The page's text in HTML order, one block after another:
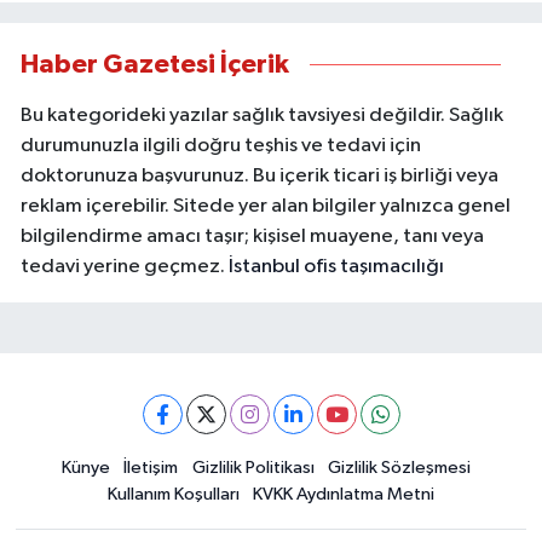
Haber Gazetesi İçerik
Bu kategorideki yazılar sağlık tavsiyesi değildir. Sağlık
durumunuzla ilgili doğru teşhis ve tedavi için
doktorunuza başvurunuz. Bu içerik ticari iş birliği veya
reklam içerebilir. Sitede yer alan bilgiler yalnızca genel
bilgilendirme amacı taşır; kişisel muayene, tanı veya
tedavi yerine geçmez. İstanbul ofis taşımacılığı
Künye İletişim Gizlilik Politikası
Gizlilik Sözleşmesi
Kullanım Koşulları
KVKK Aydınlatma Metni